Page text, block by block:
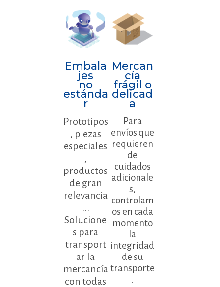
Embala
jes
no
estánda
r
Prototipos
, piezas
especiales
,
productos
de gran
relevancia
...
Solucione
s para
transport
ar la
mercancía
con todas
Mercan
cía
frágil o
delicad
a
Para
envíos que
requieren
de
cuidados
adicionale
s,
controlam
os en cada
momento
la
integridad
de su
transporte
.